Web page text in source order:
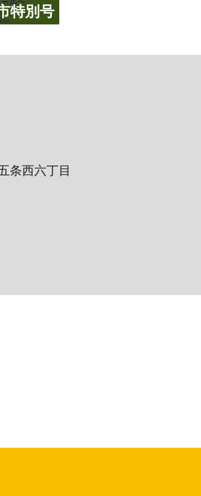
特別号
条西六丁目